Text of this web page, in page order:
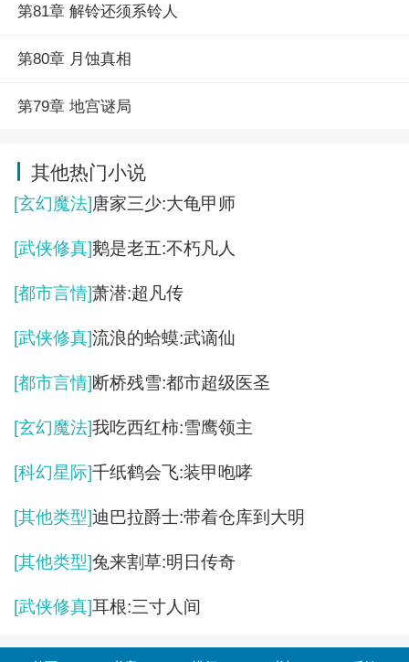
第81章 解铃还须系铃人
第80章 月蚀真相
第79章 地宫谜局
其他热门小说
[玄幻魔法]唐家三少:大龟甲师
[武侠修真]鹅是老五:不朽凡人
[都市言情]萧潜:超凡传
[武侠修真]流浪的蛤蟆:武谪仙
[都市言情]断桥残雪:都市超级医圣
[玄幻魔法]我吃西红柿:雪鹰领主
[科幻星际]千纸鹤会飞:装甲咆哮
[其他类型]迪巴拉爵士:带着仓库到大明
[其他类型]兔来割草:明日传奇
[武侠修真]耳根:三寸人间